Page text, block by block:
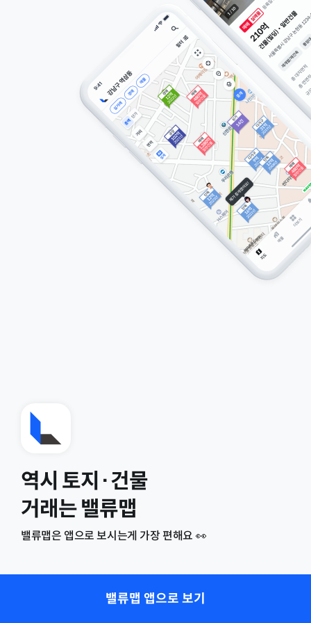
역시 토지·건물
거래는 밸류맵
밸류맵은 앱으로 보시는게 가장 편해요 👀
밸류맵 앱으로 보기